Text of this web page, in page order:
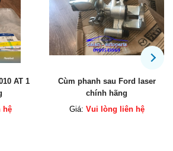
laser
hệ
Hộp lọc gió ford ranger , hộp
lọc gió everest
Giá:Vui lòng liên hệ